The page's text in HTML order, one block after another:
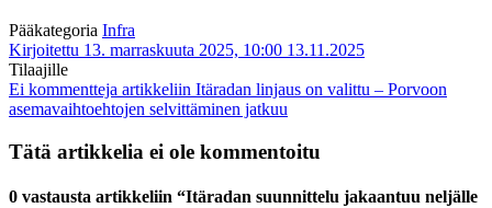
Pääkategoria Infra
Kirjoitettu 13. marraskuuta 2025, 10:00 13.11.2025
Tilaajille
Ei kommentteja artikkeliin Itäradan linjaus on valittu – Porvoon
asemavaihtoehtojen selvittäminen jatkuu
Tätä artikkelia ei ole kommentoitu
0 vastausta artikkeliin “Itäradan suunnittelu jakaantuu neljälle